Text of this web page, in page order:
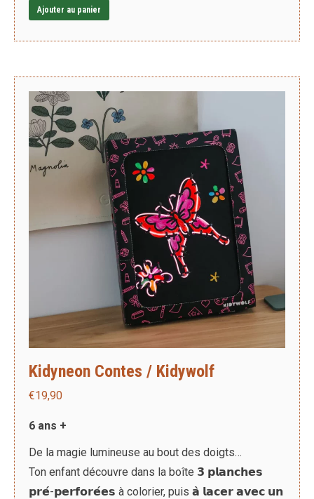
Ajouter au panier
Kidyneon Contes / Kidywolf
€19,90
6 ans +
De la magie lumineuse au bout des doigts…
Ton enfant découvre dans la boîte 𝟯 𝗽𝗹𝗮𝗻𝗰𝗵𝗲𝘀
𝗽𝗿𝗲́-𝗽𝗲𝗿𝗳𝗼𝗿𝗲́𝗲𝘀 à colorier, puis 𝗮̀ 𝗹𝗮𝗰𝗲𝗿 𝗮𝘃𝗲𝗰 𝘂𝗻